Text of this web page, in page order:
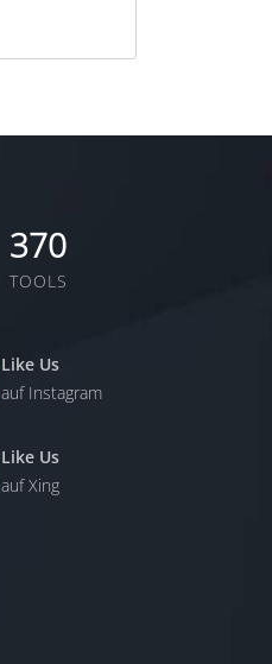
370
TOOLS
Like Us
auf Instagram
Like Us
auf Xing